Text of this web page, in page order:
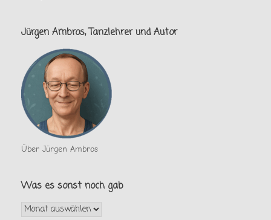
Jürgen Ambros, Tanzlehrer und Autor
Über Jürgen Ambros
Was es sonst noch gab
Was